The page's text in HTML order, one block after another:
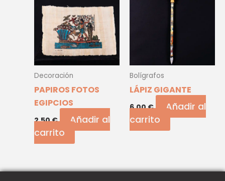
Decoración
PAPIROS FOTOS
EGIPCIOS
2,50€
Añadir al
carrito
Bolígrafos
LÁPIZ GIGANTE
6,00€
Añadir al
carrito